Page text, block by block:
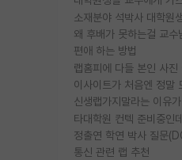
소재분야 석박사 대학원
편애 하는 방법
랩홈피에 다들 본인 사진
이사이트가 처음엔 정말
신생랩가지말라는 이유
정출연 학연 박사 질문
통신 관련 랩 추천